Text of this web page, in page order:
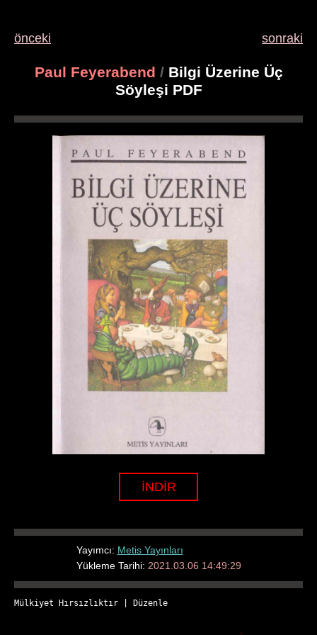
önceki sonraki
Paul Feyerabend /Bilgi Üzerine Üç
Söyleşi PDF
İNDİR
Yayımcı: Metis Yayınları
Yükleme Tarihi: 2021.03.06 14:49:29
Mülkiyet Hırsızlıktır Düzenle